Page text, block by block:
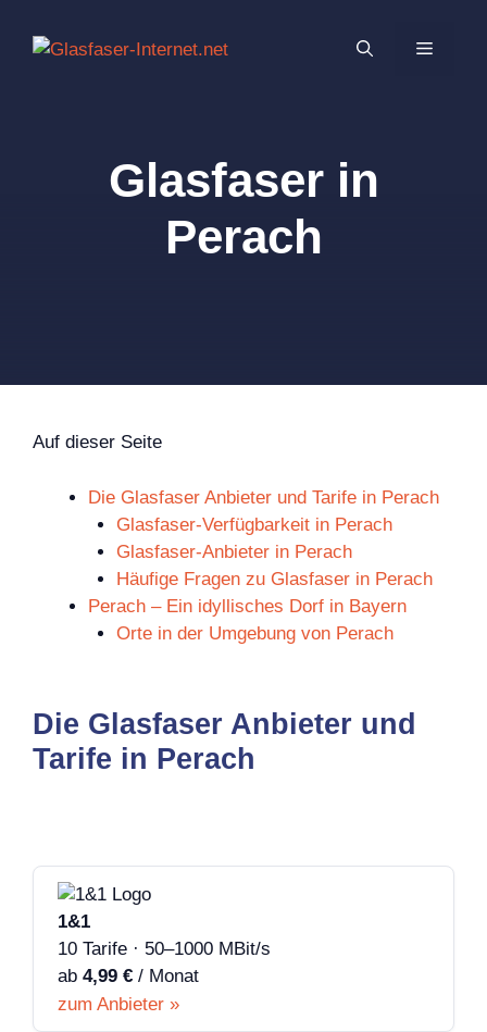
Inhalt
MENÜ
Glasfaser in
Perach
Auf dieser Seite
Die Glasfaser Anbieter und Tarife in Perach
Glasfaser-Verfügbarkeit in Perach
Glasfaser-Anbieter in Perach
Häufige Fragen zu Glasfaser in Perach
Perach – Ein idyllisches Dorf in Bayern
Orte in der Umgebung von Perach
Die Glasfaser Anbieter und
Tarife in Perach
1&1
10 Tarife · 50–1000 MBit/s
ab 4,99 € / Monat
zum Anbieter »